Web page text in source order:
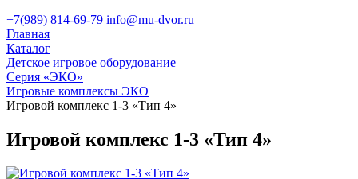
+7(989) 814-69-79 info@mu-dvor.ru
Главная
Каталог
Детское игровое оборудование
Серия «ЭКО»
Игровые комплексы ЭКО
Игровой комплекс 1-3 «Тип 4»
Игровой комплекс 1-3 «Тип 4»